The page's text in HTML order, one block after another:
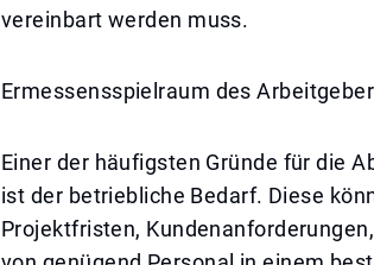
vereinbart werden muss.
Ermessensspielraum des
Einer der häufigsten Gründe für die
ist der betriebliche Bedarf. Diese
Projektfristen,